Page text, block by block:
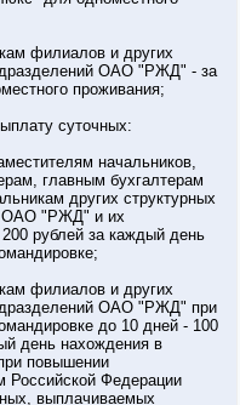
филиалов и других
ОАО "РЖД" - за
проживания;
суточных:
начальников,
главным бухгалтерам
других структурных
ОАО "РЖД" и их
рублей за каждый день
филиалов и других
ОАО "РЖД" при
до 10 дней - 100
день нахождения в
повышении
Российской Федерации
выплачиваемых